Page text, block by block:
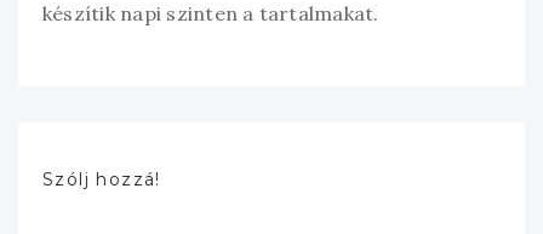
készítik napi szinten a tartalmakat.
Szólj hozzá!